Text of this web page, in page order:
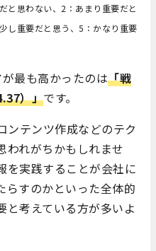
と思わない、2：あまり重要だと
し重要だと思う、5：かなり重要
最も高かったのは「戦
）」です。
ンテンツ作成などのテク
われがちかもしれませ
を実践することが会社に
らすのかといった全体的
と考えている方が多いよ